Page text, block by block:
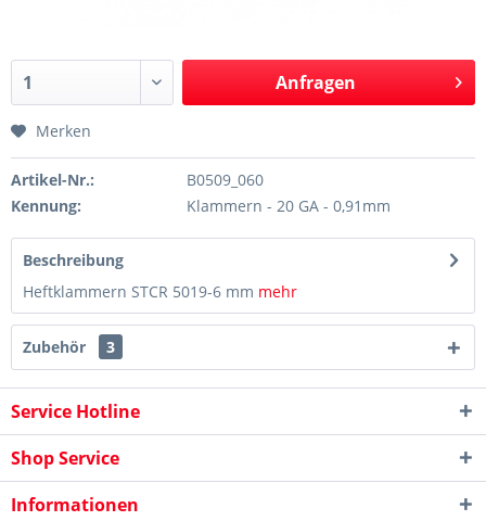
Anfragen
Merken
Artikel-Nr.:
B0509_060
Kennung:
Klammern - 20 GA - 0,91mm
Beschreibung
Heftklammern STCR 5019-6 mm mehr
Zubehör 3
Service Hotline
Shop Service
Informationen